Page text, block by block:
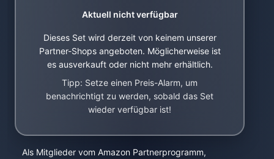
Aktuell nicht verfügbar
Dieses Set wird derzeit von keinem unserer
Partner-Shops angeboten. Möglicherweise ist
es ausverkauft oder nicht mehr erhältlich.
Tipp: Setze einen Preis-Alarm, um
benachrichtigt zu werden, sobald das Set
wieder verfügbar ist!
Als Mitglieder vom Amazon Partnerprogramm,